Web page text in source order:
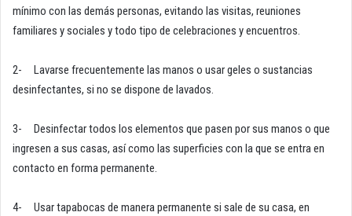
mínimo con las demás personas, evitando las visitas, reuniones
familiares y sociales y todo tipo de celebraciones y encuentros.
2- Lavarse frecuentemente las manos o usar geles o sustancias
desinfectantes, si no se dispone de lavados.
3- Desinfectar todos los elementos que pasen por sus manos o que
ingresen a sus casas, así como las superficies con la que se entra en
contacto en forma permanente.
4- Usar tapabocas de manera permanente si sale de su casa, en